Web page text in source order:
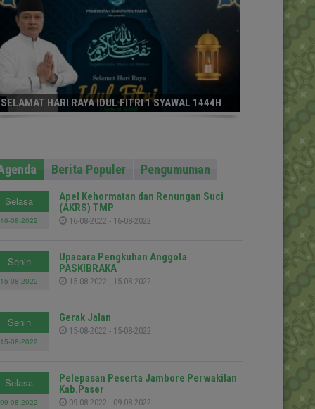
SELAMAT HARI RAYA IDUL FITRI 1 SYAWAL 1444H
Berita Populer Pengumuman
Selasa
16-08-2022
Apel Kehormatan dan Renungan Suci
(AKRS) TMP
16-08-2022 - 16-08-2022
Senin
15-08-2022
Upacara Pengkuhan Anggota
PASKIBRAKA
15-08-2022 - 15-08-2022
Senin
15-08-2022
Gerak Jalan
15-08-2022 - 15-08-2022
Selasa
09-08-2022
Pelepasan Peserta Jambore Perwakilan
Kab.Paser
09-08-2022 - 09-08-2022